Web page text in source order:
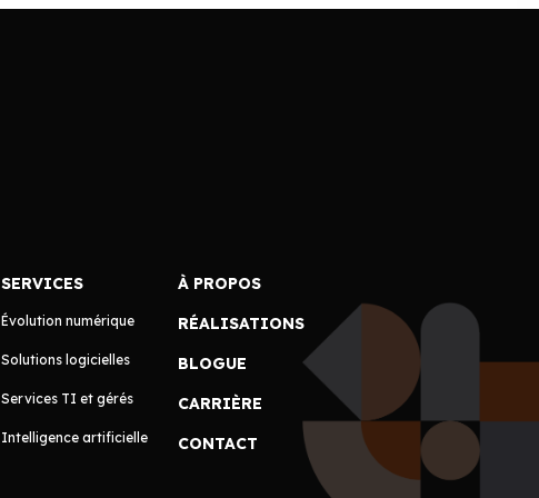
SERVICES
Évolution numérique
Solutions logicielles
Services TI et gérés
Intelligence artificielle
À PROPOS
RÉALISATIONS
BLOGUE
CARRIÈRE
CONTACT